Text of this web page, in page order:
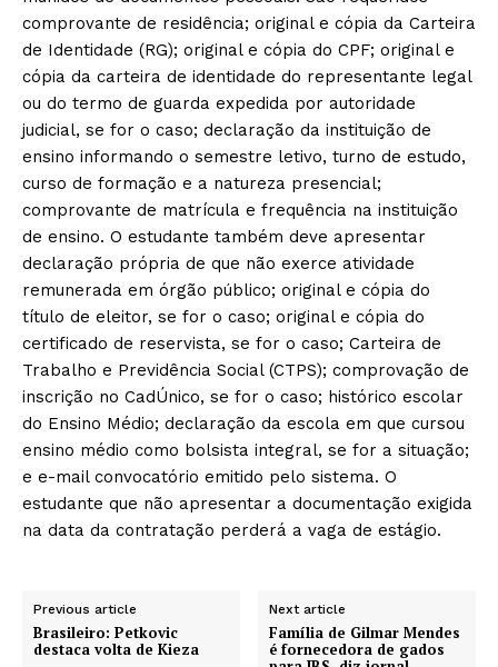
comprovante de residência; original e cópia da Carteira
de Identidade (RG); original e cópia do CPF; original e
cópia da carteira de identidade do representante legal
ou do termo de guarda expedida por autoridade
judicial, se for o caso; declaração da instituição de
ensino informando o semestre letivo, turno de estudo,
curso de formação e a natureza presencial;
comprovante de matrícula e frequência na instituição
de ensino. O estudante também deve apresentar
declaração própria de que não exerce atividade
remunerada em órgão público; original e cópia do
título de eleitor, se for o caso; original e cópia do
certificado de reservista, se for o caso; Carteira de
Trabalho e Previdência Social (CTPS); comprovação de
inscrição no CadÚnico, se for o caso; histórico escolar
do Ensino Médio; declaração da escola em que cursou
ensino médio como bolsista integral, se for a situação;
e e-mail convocatório emitido pelo sistema. O
estudante que não apresentar a documentação exigida
na data da contratação perderá a vaga de estágio.
Previous article
Brasileiro: Petkovic
destaca volta de Kieza
Next article
Família de Gilmar Mendes
é fornecedora de gados